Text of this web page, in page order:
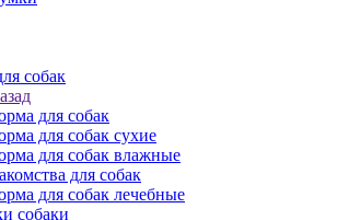
собак
для собак
для собак сухие
для собак влажные
для собак
для собак лечебные
собаки